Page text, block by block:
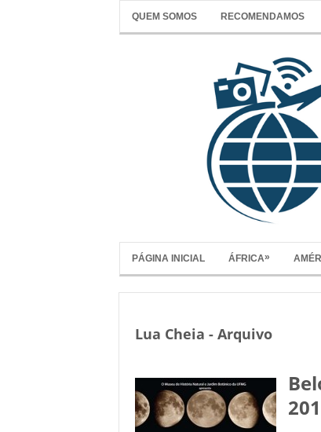
QUEM SOMOS RECOMENDAMOS
PÁGINA INICIAL ÁFRICA»
Lua Cheia - Arquivo